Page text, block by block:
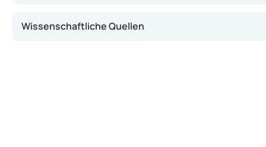
Wissenschaftliche Quellen